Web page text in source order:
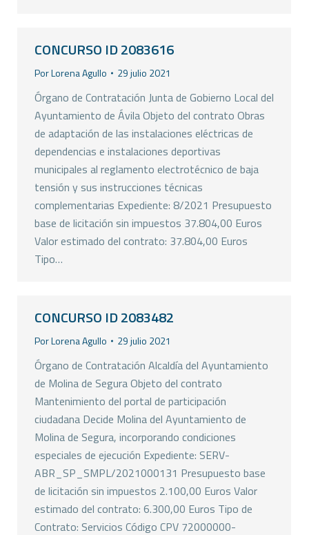
CONCURSO ID 2083616
PorLorena Agullo 29 julio 2021
Órgano de Contratación Junta de Gobierno Local del
Ayuntamiento de Ávila Objeto del contrato Obras
de adaptación de las instalaciones eléctricas de
dependencias e instalaciones deportivas
municipales al reglamento electrotécnico de baja
tensión y sus instrucciones técnicas
complementarias Expediente: 8/2021 Presupuesto
base de licitación sin impuestos 37.804,00 Euros
Valor estimado del contrato: 37.804,00 Euros
Tipo…
CONCURSO ID 2083482
PorLorena Agullo 29 julio 2021
Órgano de Contratación Alcaldía del Ayuntamiento
de Molina de Segura Objeto del contrato
Mantenimiento del portal de participación
ciudadana Decide Molina del Ayuntamiento de
Molina de Segura, incorporando condiciones
especiales de ejecución Expediente: SERV-
ABR_SP_SMPL/2021000131 Presupuesto base
de licitación sin impuestos 2.100,00 Euros Valor
estimado del contrato: 6.300,00 Euros Tipo de
Contrato: Servicios Código CPV 72000000-